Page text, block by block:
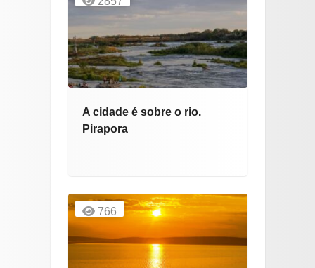
A cidade é sobre o rio.
Pirapora
766